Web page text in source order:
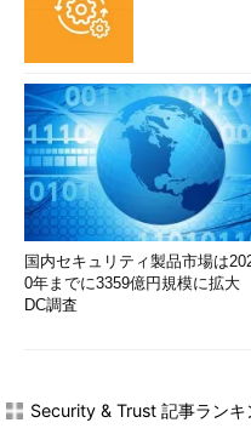
国内セキュリティ製品市場は
0年までに3359億円規模に拡大 I
DC調査
Security & Trust 記事ランキ